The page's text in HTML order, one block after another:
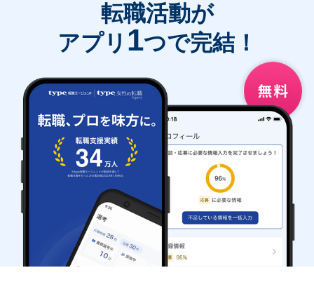
転職活動が
アプリ 1つで完結！